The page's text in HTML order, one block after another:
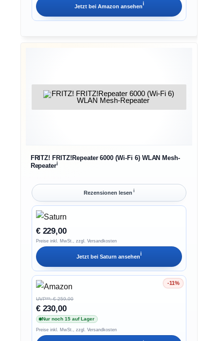
Jetzt bei Amazon ansehenℹ︎
FRITZ! FRITZ!Repeater 6000 (Wi-Fi 6) WLAN Mesh-
Repeaterℹ︎
Rezensionen lesen ℹ︎
€ 229,00
Preise inkl. MwSt., zzgl. Versandkosten
Jetzt bei Saturn ansehenℹ︎
-11%
Ersparnis 11%
UVP**: € 259,00
€ 230,00
Nur noch 15 auf Lager
Preise inkl. MwSt., zzgl. Versandkosten